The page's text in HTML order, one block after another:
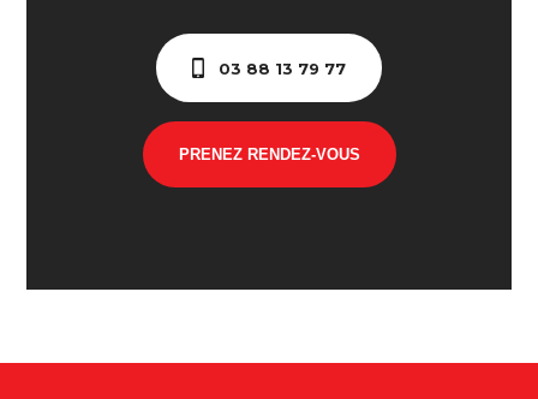
03 88 13 79 77
PRENEZ RENDEZ-VOUS